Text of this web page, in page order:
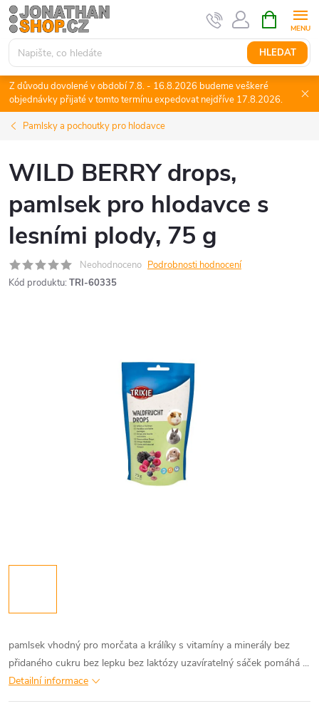
Přejít
na
obsah
HLEDAT
NÁKUPNÍ
KOŠÍK
Z důvodu dovolené v období 7.8. - 16.8.2026 budeme veškeré
objednávky přijaté v tomto termínu expedovat nejdříve 17.8.2026.
Pamlsky a pochoutky pro hlodavce
WILD BERRY drops,
pamlsek pro hlodavce s
lesními plody, 75 g
Neohodnoceno Podrobnosti hodnocení
Kód produktu: TRI-60335
pamlsek vhodný pro morčata a králíky s vitamíny a minerály bez
přidaného cukru bez lepku bez laktózy uzavíratelný sáček pomáhá ...
Detailní informace